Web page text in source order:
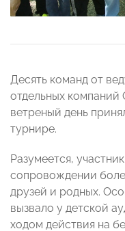
Десять команд от
отдельных компаний
ветреный день
турнире.
Разумеется,
сопровождении
друзей и родных.
вызвало у детской
ходом действия на